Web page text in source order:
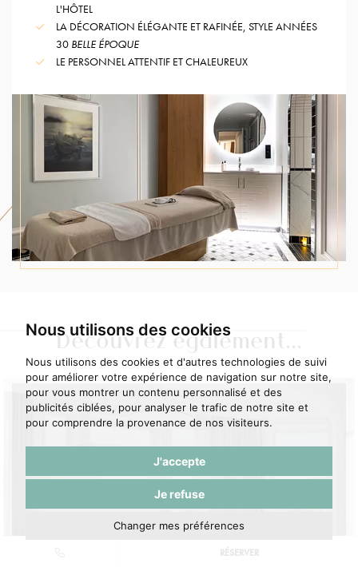
Nous utilisons des cookies
Nous utilisons des cookies et d'autres technologies de suivi
pour améliorer votre expérience de navigation sur notre site,
pour vous montrer un contenu personnalisé et des
publicités ciblées, pour analyser le trafic de notre site et
pour comprendre la provenance de nos visiteurs.
J'accepte
Je refuse
Changer mes préférences
RÉSERVER
L'HÔTEL
LA DÉCORATION ÉLÉGANTE ET RAFINÉE, STYLE ANNÉES
30 BELLE ÉPOQUE
LE PERSONNEL ATTENTIF ET CHALEUREUX
Découvrez également...